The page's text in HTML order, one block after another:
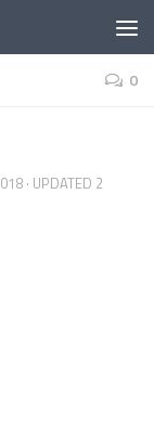
0
· UPDATED 2